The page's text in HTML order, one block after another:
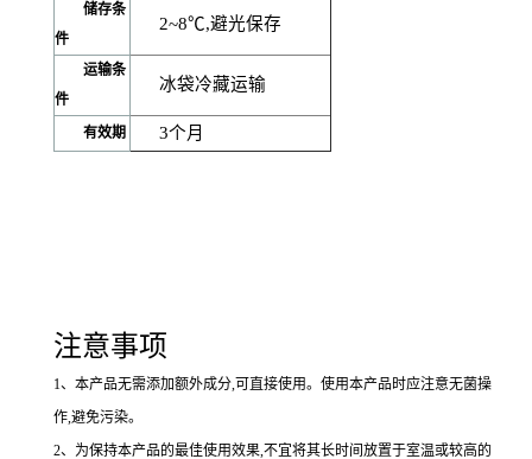
储存条
件
2~8℃,避光保存
运输条
件
冰袋冷藏运输
有效期 3个月
注意事项
1、本产品无需添加额外成分,可直接使用。使用本产品时应注意无菌操
作,避免污染。
2、为保持本产品的最佳使用效果,不宜将其长时间放置于室温或较高的